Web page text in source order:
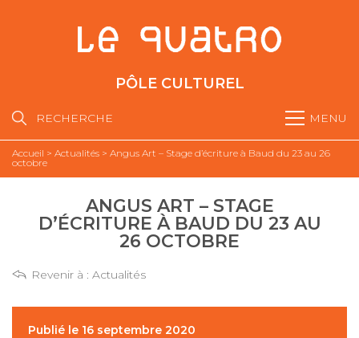
PÔLE CULTUREL
RECHERCHE MENU
Accueil > Actualités > Angus Art – Stage d’écriture à Baud du 23 au 26
octobre
ANGUS ART – STAGE
D’ÉCRITURE À BAUD DU 23 AU
26 OCTOBRE
Revenir à : Actualités
Publié le 16 septembre 2020